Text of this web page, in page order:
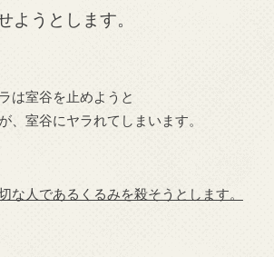
ようとします。
は室谷を止めようと
、室谷にヤラれてしまいます。
な人であるくるみを殺そうとします。